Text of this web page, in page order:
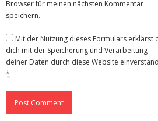
Browser für meinen nächsten Kommentar
speichern.
Mit der Nutzung dieses Formulars erklärst
dich mit der Speicherung und Verarbeitung
deiner Daten durch diese Website
*